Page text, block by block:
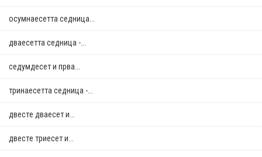
осумнaесетта седница...
дваесетта седница -...
седумдесет и прва...
тринаесетта седница -...
двестe дваесет и...
двестe триесет и...